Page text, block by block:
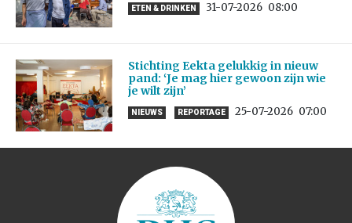
ETEN & DRINKEN 31-07-2026 08:00
Stichting Eekta gelukkig in nieuw
pand: ‘Je mag hier gewoon zijn wie
je wilt zijn’
NIEUWS REPORTAGE 25-07-2026 07:00